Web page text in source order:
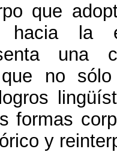
que
hacia la
una
que no
formas
y